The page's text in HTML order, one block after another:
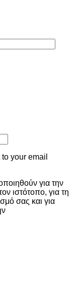
your email
για την
ιστότοπο, για τη
σας και για